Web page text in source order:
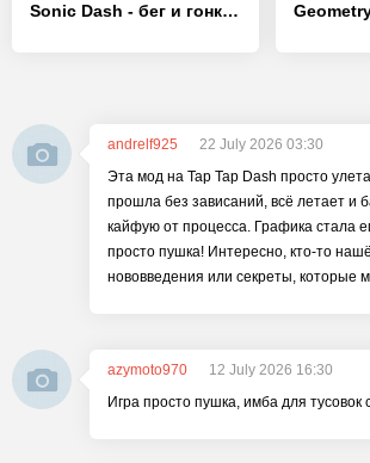
Sonic Dash - бег и гонки игра - [Взлом/МОД Меню]
andrelf925
22 July 2026 03:30
Эта мод на Tap Tap Dash просто
прошла без зависаний, всё летает и
кайфую от процесса. Графика стала
просто пушка! Интересно, кто-то
нововведения или секреты, которые
azymoto970
12 July 2026 16:30
Игра просто пушка, имба для тусовок